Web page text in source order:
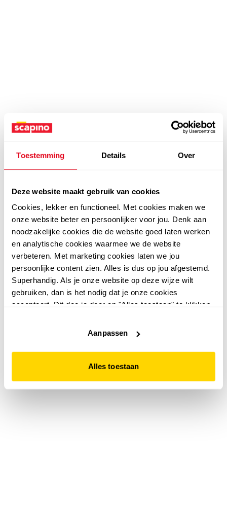
Toestemming Details Over
Deze website maakt gebruik van cookies
Cookies, lekker en functioneel. Met cookies maken we
onze website beter en persoonlijker voor jou. Denk aan
noodzakelijke cookies die de website goed laten werken
en analytische cookies waarmee we de website
verbeteren. Met marketing cookies laten we jou
persoonlijke content zien. Alles is dus op jou afgestemd.
Superhandig. Als je onze website op deze wijze wilt
gebruiken, dan is het nodig dat je onze cookies
accepteert. Dit doe je door op "Alles toestaan" te klikken.
website niet optimaal functioneert.
Aanpassen
Alles toestaan